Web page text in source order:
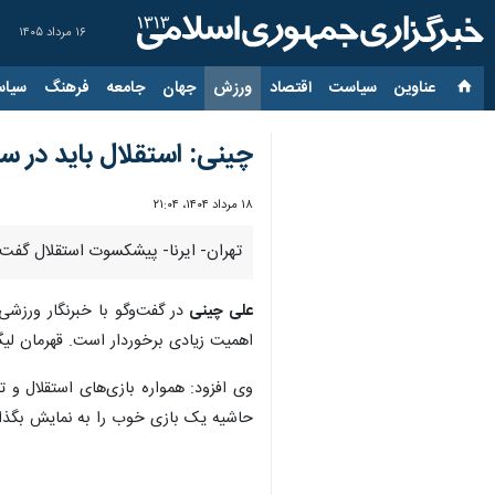
۱۶ مرداد ۱۴۰۵
عناوین‌ سیاست اقتصاد ورزش جهان جامعه فرهنگ
چینی: استقلال باید در
۱۸ مرداد ۱۴۰۴، ۲۱:۰۴